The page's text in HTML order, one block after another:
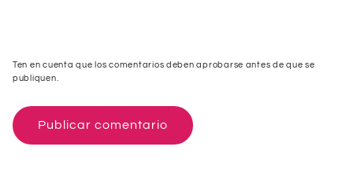
Ten en cuenta que los comentarios deben aprobarse antes de que se
publiquen.